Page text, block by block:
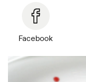
Facebook